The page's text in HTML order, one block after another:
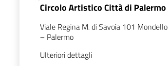
Circolo Artistico Città di Palermo
Viale Regina M. di Savoia 101 Mondello
– Palermo
Ulteriori dettagli